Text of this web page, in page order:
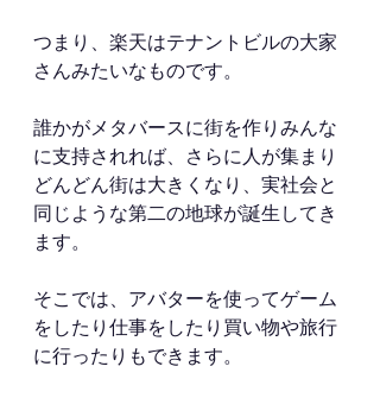
つまり、楽天はテナントビルの大家
さんみたいなものです。
誰かがメタバースに街を作りみんな
に支持されれば、さらに人が集まり
どんどん街は大きくなり、実社会と
同じような第二の地球が誕生してき
ます。
そこでは、アバターを使ってゲーム
をしたり仕事をしたり買い物や旅行
に行ったりもできます。